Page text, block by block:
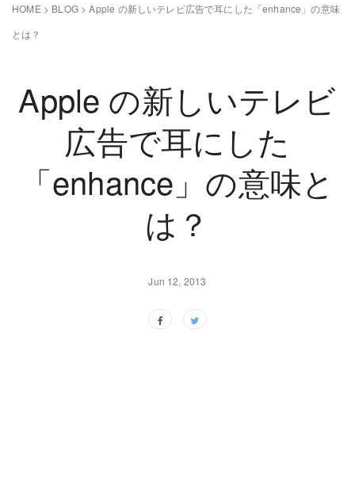
HOME > BLOG>Apple の新しいテレビ広告で耳にした「enhance」の意味
とは？
Apple の新しいテレビ
広告で耳にした
「enhance」の意味と
は？
Jun 12, 2013